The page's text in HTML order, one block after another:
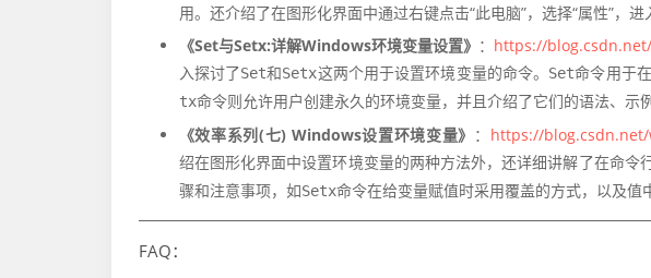
用。还介绍了在图形化界面中通过右键点击“此电脑”，选择“属性”，
《Set与Setx:详解Windows环境变量设置》 ： https://
入探讨了Set和Setx这两个用于设置环境变量的命令。 Set命令用于
tx命令则允许用户创建永久的环境变量，并且介绍了它们的语法、示
《效率系列(七) Windows设置环境变量》 ： https://
绍在图形化界面中设置环境变量的两种方法外，还详细讲解了在命令
骤和注意事项，如Setx命令在给变量赋值时采用覆盖的方式，以及值
FAQ：